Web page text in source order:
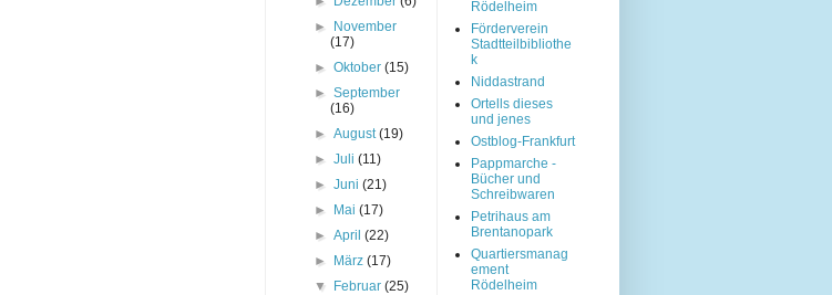
►
November
(17)
►Oktober(15)
►September
(16)
►August(19)
►Juli(11)
►Juni(21)
►
Mai(17)
►April(22)
►
März(17)
▼
Februar(25)
Rödelheim
Förderverein
Stadtteilbibliothe
k
Niddastrand
Ortells dieses
und jenes
Ostblog-Frankfurt
Pappmarche -
Bücher und
Schreibwaren
Petrihaus am
Brentanopark
Quartiersmanag
ement
Rödelheim